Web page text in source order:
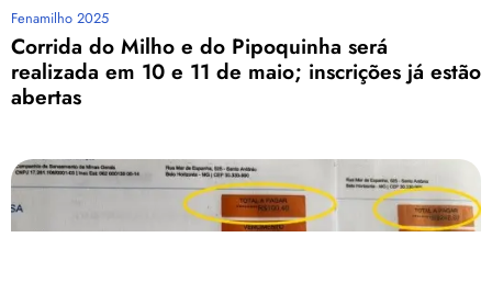
Fenamilho 2025
Corrida do Milho e do Pipoquinha será
realizada em 10 e 11 de maio; inscrições já estão
abertas